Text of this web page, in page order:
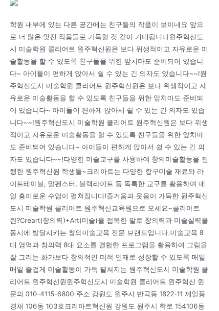
학원 내부에 있는 다른 공간에는 친구들의 작품이 보이네요 앞으
로 더 많은 멋진 작품들로 가득할 것 같아 기대됩니다원주혁신도
시 미술학원 클리어트 원주혁신원은 보다 위생적이고 자유로운 미
술활동을 할 수 있도록 친구들을 위한 앞치마도 준비되어 있습니
다~ 아이들이 편하게 앉아서 쉴 수 있는 긴 의자도 있습니다~~!원
주혁신도시 미술학원 클리어트 원주혁신원은 보다 위생적이고 자
유로운 미술활동을 할 수 있도록 친구들을 위한 앞치마도 준비되
어 있습니다~ 아이들이 편하게 앉아서 쉴 수 있는 긴 의자도 있습
니다~~!원주혁신도시 미술학원 클리어트 원주혁신원은 보다 위생
적이고 자유로운 미술활동을 할 수 있도록 친구들을 위한 앞치마
도 준비되어 있습니다~ 아이들이 편하게 앉아서 쉴 수 있는 긴 의
자도 있습니다~~!다양한 미술교구를 사용하여 창의미술활동을 진
행한 원주혁신원 학생들~크리아트는 다양한 항구미술 재료와 라
이트테이블, 말펜스터, 블랙라이트 등 독특한 교구를 활용하여 매
일 흥미로운 수업이 펼쳐집니다!즐거움과 웃음이 가득한 원주혁신
도시 미술학원 클리어트 원주혁신교육원으로 오세요~클리어트
란?Creart(창의력)+Art(미술)을 접목한 말로 창의력과 미술실력을
동시에 발달시키는 창의미술교육 전문 브랜드입니다.미술교육 8
대 영역과 창의력 8대 요소를 결합한 프로그램을 활용하여 그림을
잘 그리는 화가보다 창의적인 미적 인재로 성장할 수 있도록 매일
매일 즐겁게 미술활동이 가득 펼쳐지는 원주혁신도시 미술학원 클
리어트 원주혁신원원주혁신도시 미술학원 클리어트 원주혁신 원
문의 010-4115-6800 주소 강원도 원주시 반곡동 1822-11 제일풍
경채 106동 103호크리아트혁신원 강원도 원주시 학로 154106동